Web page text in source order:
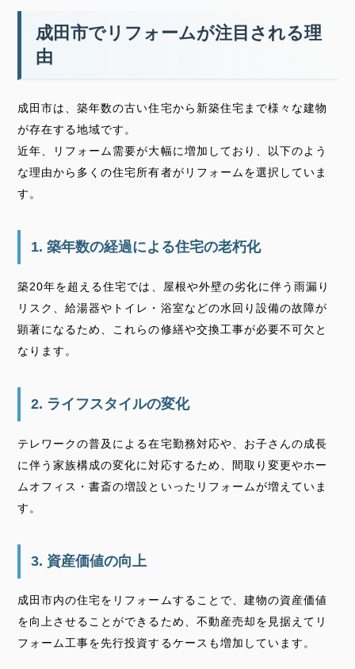
成田市でリフォームが注目される理
由
成田市は、築年数の古い住宅から新築住宅まで様々な建物
が存在する地域です。
近年、リフォーム需要が大幅に増加しており、以下のよう
な理由から多くの住宅所有者がリフォームを選択していま
す。
1. 築年数の経過による住宅の老朽化
築20年を超える住宅では、屋根や外壁の劣化に伴う雨漏り
リスク、給湯器やトイレ・浴室などの水回り設備の故障が
顕著になるため、これらの修繕や交換工事が必要不可欠と
なります。
2. ライフスタイルの変化
テレワークの普及による在宅勤務対応や、お子さんの成長
に伴う家族構成の変化に対応するため、間取り変更やホー
ムオフィス・書斎の増設といったリフォームが増えていま
す。
3. 資産価値の向上
成田市内の住宅をリフォームすることで、建物の資産価値
を向上させることができるため、不動産売却を見据えてリ
フォーム工事を先行投資するケースも増加しています。